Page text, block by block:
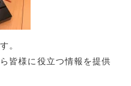
。
皆様に役立つ情報を提供